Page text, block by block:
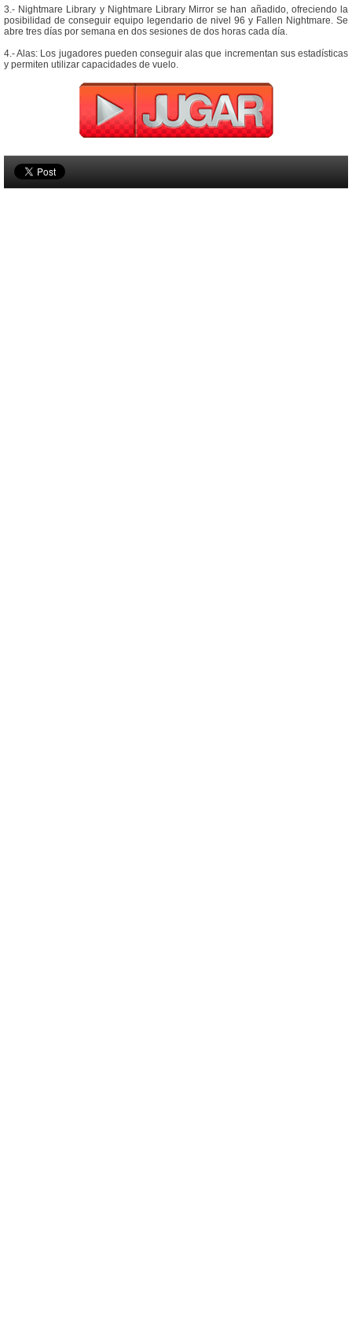
3.- Nightmare Library y Nightmare Library Mirror se han añadido, ofreciendo la
posibilidad de conseguir equipo legendario de nivel 96 y Fallen Nightmare. Se
abre tres días por semana en dos sesiones de dos horas cada día.
4.- Alas: Los jugadores pueden conseguir alas que incrementan sus estadísticas
y permiten utilizar capacidades de vuelo.